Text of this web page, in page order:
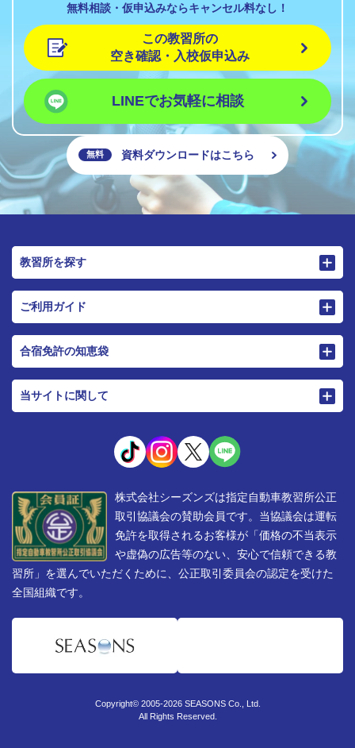
無料相談・仮申込みならキャンセル料なし！
この教習所の
空き確認・入校仮申込み
LINEでお気軽に相談
無料 資料ダウンロードはこちら
教習所を探す
ご利用ガイド
合宿免許の知恵袋
当サイトに関して
株式会社シーズンズは指定自動車教習所公正
取引協議会の賛助会員です。当協議会は運転
免許を取得されるお客様が「価格の不当表示
や虚偽の広告等のない、安心で信頼できる教
習所」を選んでいただくために、公正取引委員会の認定を受けた
全国組織です。
Copyright© 2005-2026 SEASONS Co., Ltd.
All Rights Reserved.